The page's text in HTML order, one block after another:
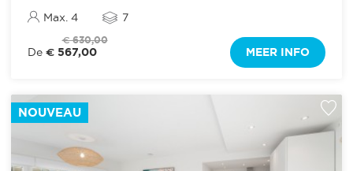
Max. 4 7
€ 630,00
De € 567,00 MEER INFO
NOUVEAU